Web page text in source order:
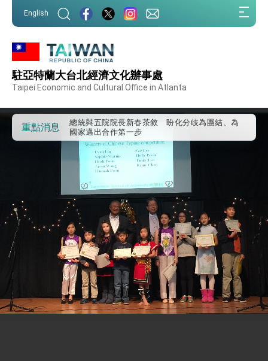
English
駐亞特蘭大台北經濟文化辦事處
Taipei Economic and Cultural Office in Atlanta
重點消息
事處」，進一步深化台美交流合作
第一屆亞太在宅醫療大會開幕 總統盼分享臺灣
外交部發布WHA文宣影片「台灣醫療點亮世界」
及「台灣智慧醫療與健康產業展」預告短片，向
世界展現台灣守護全球健康的創新能量
總統出訪史瓦帝尼返國談話 強調臺灣人有權利
走向世界 盼與理念相近國家共同維護國際秩序
訪問
總統與五院院長新春茶敘 盼化分歧為團結、為
國家邁出合作第一步
總統農曆春節談話
台美貿易協議完成簽署達成6大目標、創5大歷史
性突破 總統強調將以3大面向加速臺灣經濟轉型
升級 籲請立院全力支持並盡速通過
臺美簽署「對等貿易協定」確立對等關稅15%且不
疊加 我輸美2072項產品豁免對等關稅
總統接受「法新社」（AFP）專訪內容
外交部長林佳龍於《外交事務》撰文指出：自由
世界 需要台灣，團結合作方能守護繁榮
外交部長林佳龍出席《台灣光華雜誌》50週年慶
「見證蛻變，分享世界的光華」開幕式，期許數
位轉 型迎向下個50年
總統主持「台美經濟繁榮夥伴對話」記者會 說
明臺美合作三大戰略方向 盼與民主夥伴共同引
領 下一個世代的繁榮
外交部長林佳龍接受印尼「時代雜誌」專訪，闡